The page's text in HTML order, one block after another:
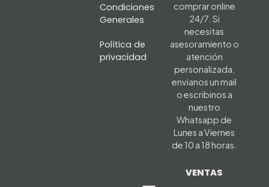
Condiciones
Generales
Política de
privacidad
comprar online
24/7. Si
necesitas
asesoramiento o
atención
personalizada,
envianos un mail
o escribinos a
nuestro
Whatsapp de
Lunes a Viernes
de 10 a 18 horas.
VENTAS